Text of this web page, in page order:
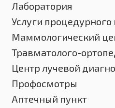
Лаборатория
Услуги процедурного
Маммологический
Травматолого-
Центр лучевой
Профосмотры
Аптечный пункт